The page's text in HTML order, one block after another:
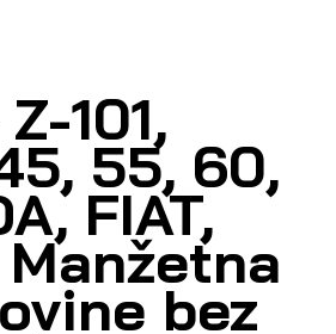
101,
55, 60,
FIAT,
Manžetna
bez